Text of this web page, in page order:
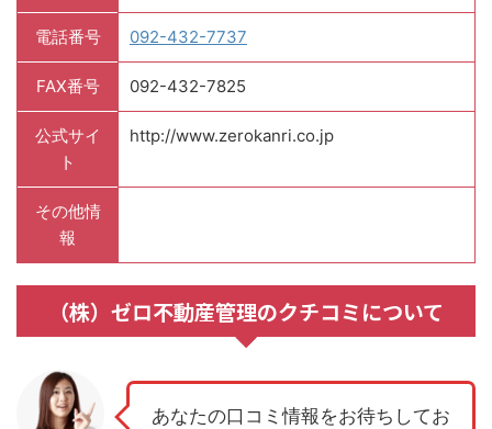
電話番号 092-432-7737
FAX番号 092-432-7825
公式サイ
ト
http://www.zerokanri.co.jp
その他情
報
（株）ゼロ不動産管理のクチコミについて
あなたの口コミ情報をお待ちしてお